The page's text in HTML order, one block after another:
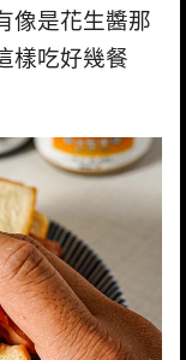
像是花生醬那
樣吃好幾餐